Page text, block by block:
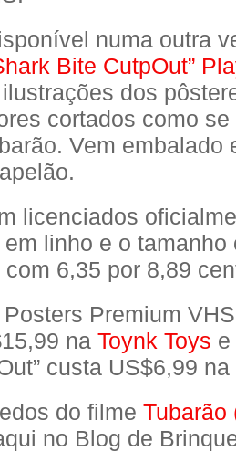
numa outra
Bite CutpOut”
dos
cortados como
Vem embalado
licenciados
linho e o tamanho
6,35 por 8,89
Premium
na Toynk Toys e
custa US$6,99 na
do filme Tubarão
no Blog de